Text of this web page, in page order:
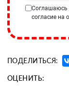
Соглашаюсь
согласие на
ПОДЕЛИТЬСЯ:
ОЦЕНИТЬ: